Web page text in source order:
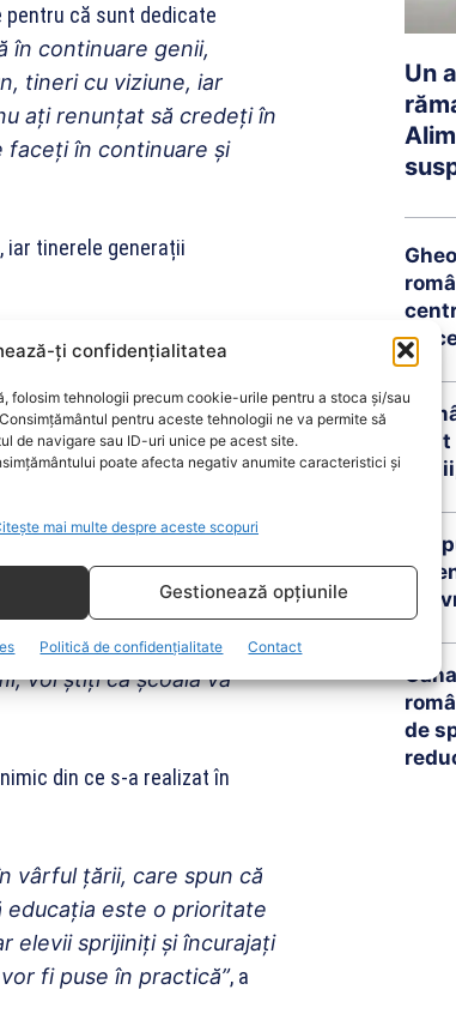
ți confidențialitatea
folosim tehnologii precum cookie-urile pentru a stoca și/sau
pentru aceste tehnologii ne va permite să
de navigare sau ID-uri unice pe acest site.
poate afecta negativ anumite caracteristici și
mai multe despre aceste scopuri
Gestionează opțiunile
Politică de confidențialitate Contact
că sunt dedicate
în continuare genii,
tineri cu viziune, iar
ați renunțat să credeți în
faceți în continuare și
iar tinerele generații
speranță către voi că
că vreți să schimbați
fără dotări, cu
exista la scara aceasta,
fi domenii de interes
în interesul
răbdători, pentru că nu
on-line cu profesorii
voi știți că școala vă
din ce s-a realizat în
vârful țării, care spun că
educația este o prioritate
elevii sprijiniți și încurajați
fi puse în practică”, a
Un
de
noi
de